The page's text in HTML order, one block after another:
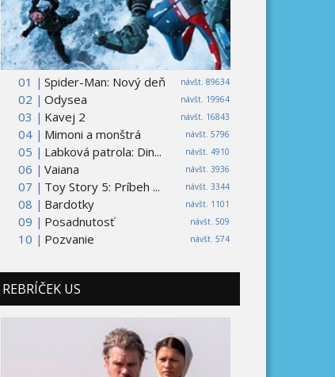
01 | návšt. 89634
Spider-Man: Nový deň
02 |
návšt. 19964
Odysea
03 |
návšt. 16843
Kavej 2
04 |
návšt. 5796
Mimoni a monštrá
05 |
návšt. 4910
Labková patrola: Din...
06 |
návšt. 3936
Vaiana
07 |
návšt. 3344
Toy Story 5: Príbeh ...
08 |
návšt. 1101
Bardotky
09 |
návšt. 509
Posadnutosť
10 |
návšt. 574
Pozvanie
REBRÍČEK US